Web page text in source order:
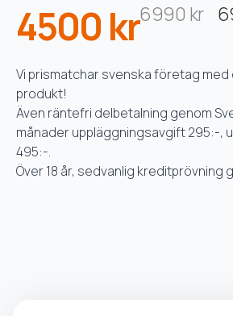
4500 kr6990 kr
Vi prismatchar svenska företag med
produkt!
Även räntefri delbetalning genom
månader uppläggningsavgift 295:-,
495:-.
Över 18 år, sedvanlig kreditprövning